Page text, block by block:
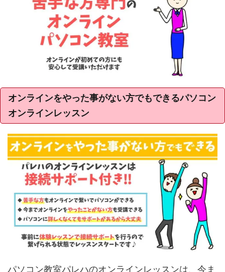
オンラインをやった事がない方でもできるパソコン
オンラインレッスン
パソコン教室パレハのオンラインレッスンは、今ま